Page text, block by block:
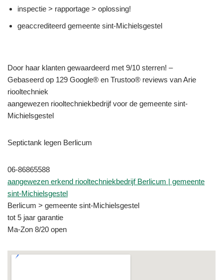
inspectie > rapportage > oplossing!
geaccrediteerd gemeente sint-Michielsgestel
Door haar klanten gewaardeerd met 9/10 sterren! –
Gebaseerd op 129 Google® en Trustoo® reviews van Arie
riooltechniek
aangewezen riooltechniekbedrijf voor de gemeente sint-
Michielsgestel
Septictank legen Berlicum
06-86865588
aangewezen erkend riooltechniekbedrijf Berlicum | gemeente
sint-Michielsgestel
Berlicum > gemeente sint-Michielsgestel
tot 5 jaar garantie
Ma-Zon 8/20 open